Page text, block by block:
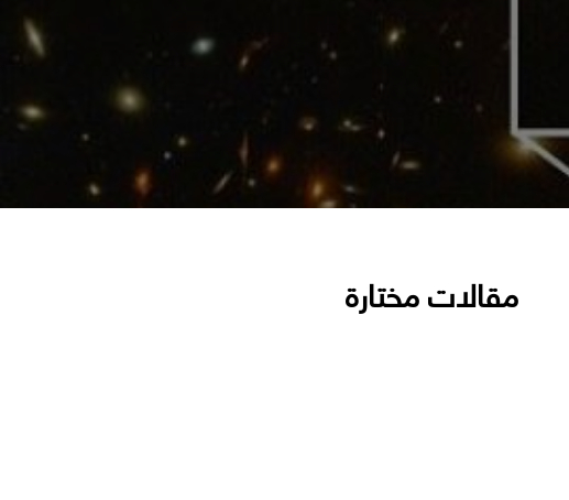
مقالات مختارة